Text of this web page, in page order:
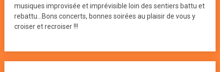
musiques improvisée et imprévisible loin des sentiers battu et
rebattu...Bons concerts, bonnes soirées au plaisir de vous y
croiser et recroiser !!!